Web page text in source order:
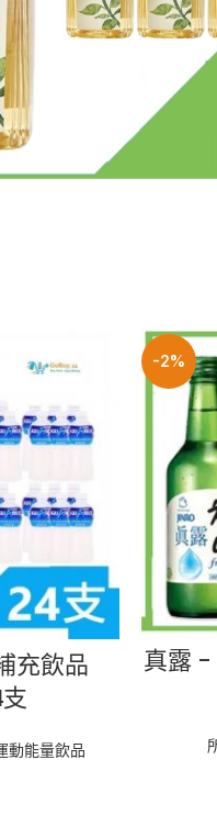
物車
充飲品
動能量飲品
-2%
真露